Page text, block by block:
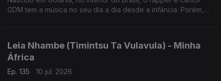
GDM tem a música no seu dia a dia desde a infância. Porém,
Leia Nhambe (Timintsu Ta Vulavula) - Minha
África
Ep. 135
10 jul. 2026